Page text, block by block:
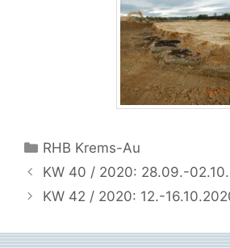
Kategorien
RHB Krems-Au
KW 40 / 2020: 28.09.-
KW 42 / 2020: 12.-